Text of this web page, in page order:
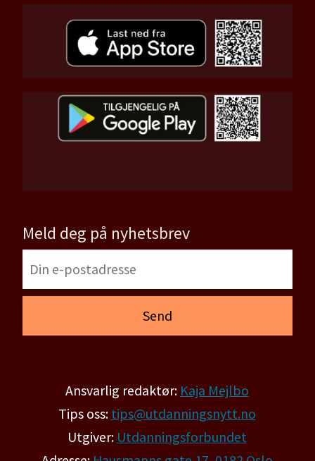
Meld deg på nyhetsbrev
Ansvarlig redaktør: Kaja Mejlbo
Tips oss: tips@utdanningsnytt.no
Utgiver: Utdanningsforbundet